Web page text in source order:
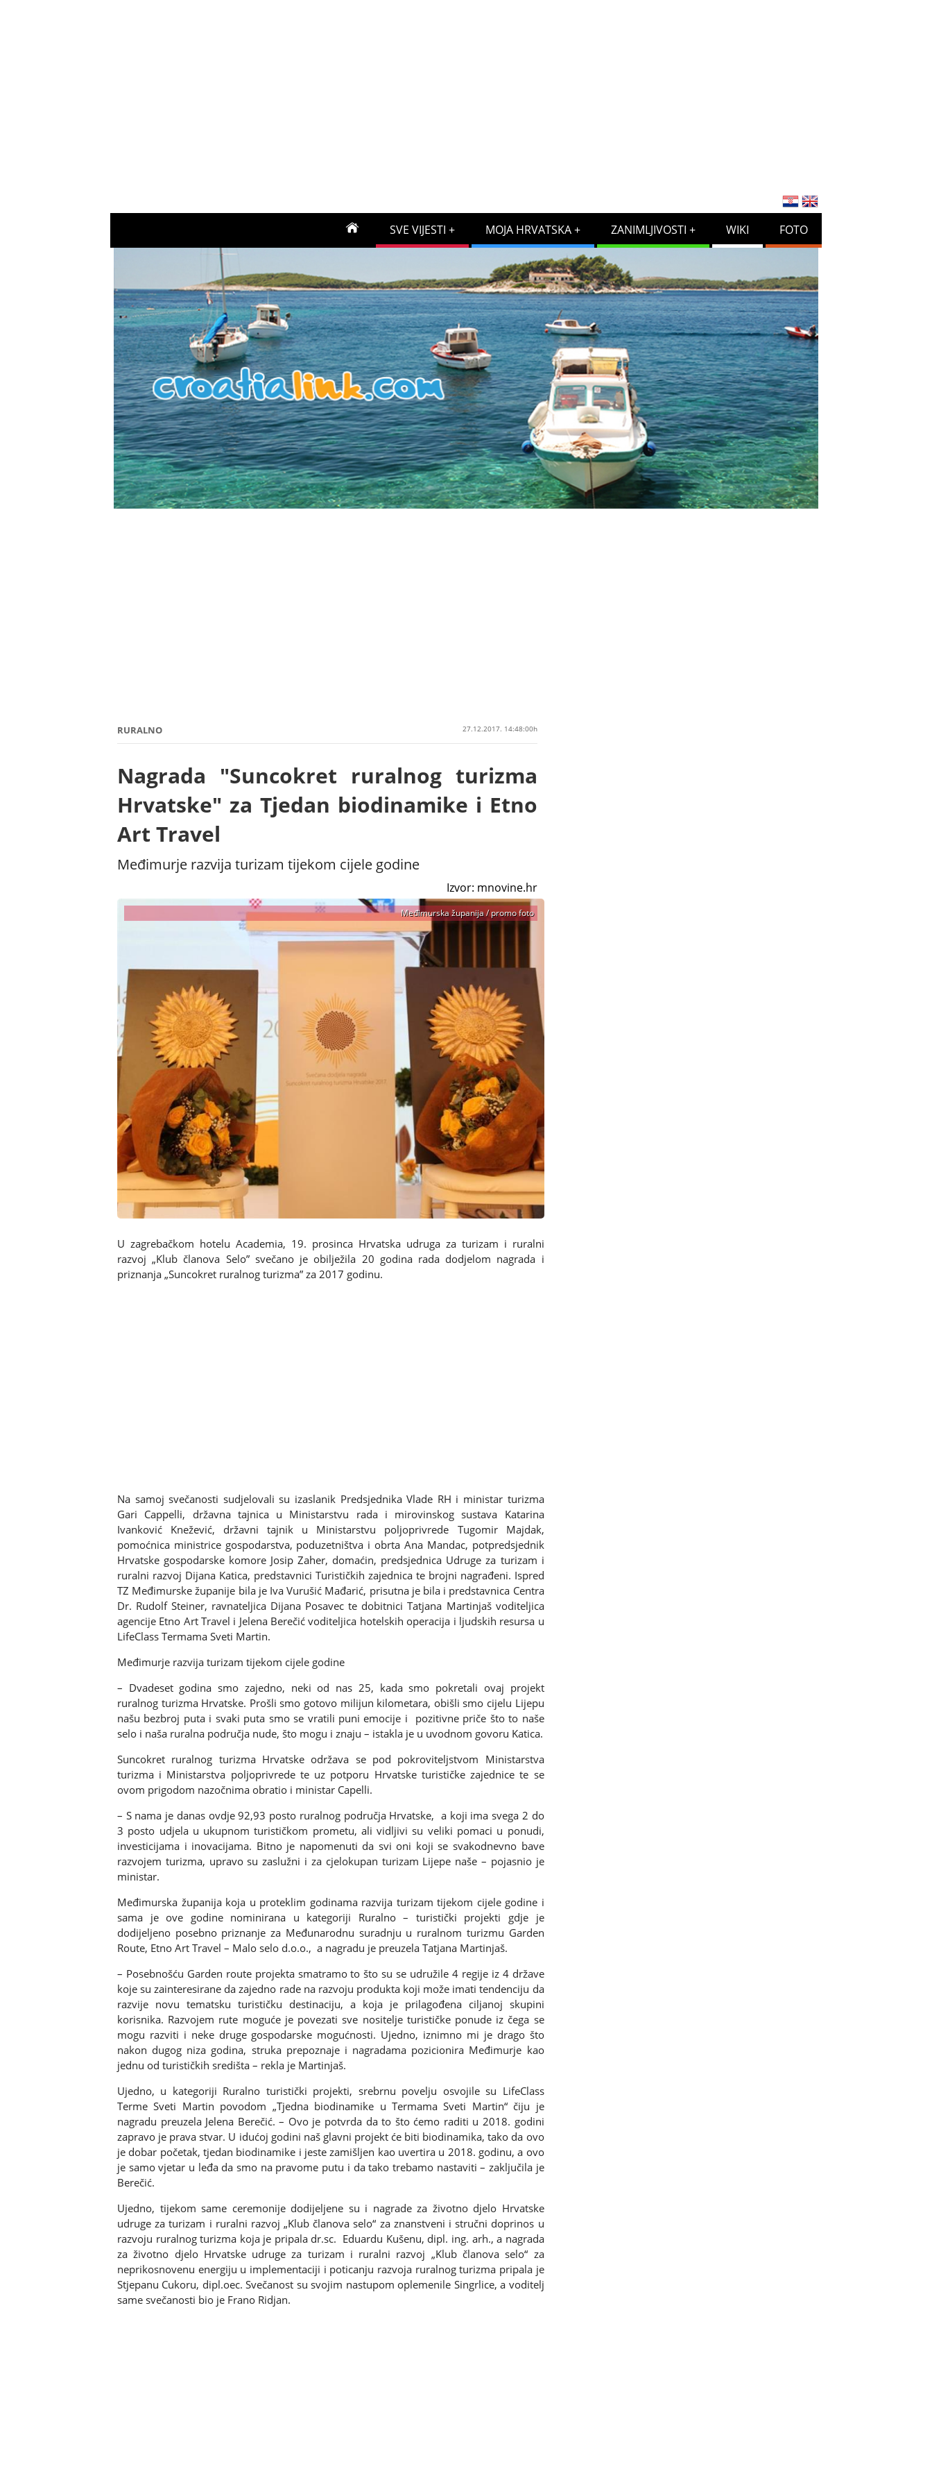
SVE VIJESTI MOJA HRVATSKA ZANIMLJIVOSTI WIKI FOTO
RURALNO 27.12.2017. 14:48:00h
Nagrada "Suncokret ruralnog turizma
Hrvatske" za Tjedan biodinamike i Etno
Art Travel
Međimurje razvija turizam tijekom cijele godine
Izvor: mnovine.hr
Međimurska županija / promo foto
U zagrebačkom hotelu Academia, 19. prosinca Hrvatska udruga za turizam i ruralni
razvoj „Klub članova Selo” svečano je obilježila 20 godina rada dodjelom nagrada i
priznanja „Suncokret ruralnog turizma” za 2017 godinu.
Na samoj svečanosti sudjelovali su izaslanik Predsjednika Vlade RH i ministar turizma
Gari Cappelli, državna tajnica u Ministarstvu rada i mirovinskog sustava Katarina
Ivanković Knežević, državni tajnik u Ministarstvu poljoprivrede Tugomir Majdak,
pomoćnica ministrice gospodarstva, poduzetništva i obrta Ana Mandac, potpredsjednik
Hrvatske gospodarske komore Josip Zaher, domaćin, predsjednica Udruge za turizam i
ruralni razvoj Dijana Katica, predstavnici Turističkih zajednica te brojni nagrađeni. Ispred
TZ Međimurske županije bila je Iva Vurušić Mađarić, prisutna je bila i predstavnica Centra
Dr. Rudolf Steiner, ravnateljica Dijana Posavec te dobitnici Tatjana Martinjaš voditeljica
agencije Etno Art Travel i Jelena Berečić voditeljica hotelskih operacija i ljudskih resursa u
LifeClass Termama Sveti Martin.
Međimurje razvija turizam tijekom cijele godine
– Dvadeset godina smo zajedno, neki od nas 25, kada smo pokretali ovaj projekt
ruralnog turizma Hrvatske. Prošli smo gotovo milijun kilometara, obišli smo cijelu Lijepu
našu bezbroj puta i svaki puta smo se vratili puni emocije i pozitivne priče što to naše
selo i naša ruralna područja nude, što mogu i znaju – istakla je u uvodnom govoru Katica.
Suncokret ruralnog turizma Hrvatske održava se pod pokroviteljstvom Ministarstva
turizma i Ministarstva poljoprivrede te uz potporu Hrvatske turističke zajednice te se
ovom prigodom nazočnima obratio i ministar Capelli.
– S nama je danas ovdje 92,93 posto ruralnog područja Hrvatske, a koji ima svega 2 do
3 posto udjela u ukupnom turističkom prometu, ali vidljivi su veliki pomaci u ponudi,
investicijama i inovacijama. Bitno je napomenuti da svi oni koji se svakodnevno bave
razvojem turizma, upravo su zaslužni i za cjelokupan turizam Lijepe naše – pojasnio je
ministar.
Međimurska županija koja u proteklim godinama razvija turizam tijekom cijele godine i
sama je ove godine nominirana u kategoriji Ruralno – turistički projekti gdje je
dodijeljeno posebno priznanje za Međunarodnu suradnju u ruralnom turizmu Garden
Route, Etno Art Travel – Malo selo d.o.o., a nagradu je preuzela Tatjana Martinjaš.
– Posebnošću Garden route projekta smatramo to što su se udružile 4 regije iz 4 države
koje su zainteresirane da zajedno rade na razvoju produkta koji može imati tendenciju da
razvije novu tematsku turističku destinaciju, a koja je prilagođena ciljanoj skupini
korisnika. Razvojem rute moguće je povezati sve nositelje turističke ponude iz čega se
mogu razviti i neke druge gospodarske mogućnosti. Ujedno, iznimno mi je drago što
nakon dugog niza godina, struka prepoznaje i nagradama pozicionira Međimurje kao
jednu od turističkih središta – rekla je Martinjaš.
Ujedno, u kategoriji Ruralno turistički projekti, srebrnu povelju osvojile su LifeClass
Terme Sveti Martin povodom „Tjedna biodinamike u Termama Sveti Martin“ čiju je
nagradu preuzela Jelena Berečić. – Ovo je potvrda da to što ćemo raditi u 2018. godini
zapravo je prava stvar. U idućoj godini naš glavni projekt će biti biodinamika, tako da ovo
je dobar početak, tjedan biodinamike i jeste zamišljen kao uvertira u 2018. godinu, a ovo
je samo vjetar u leđa da smo na pravome putu i da tako trebamo nastaviti – zaključila je
Berečić.
Ujedno, tijekom same ceremonije dodijeljene su i nagrade za životno djelo Hrvatske
udruge za turizam i ruralni razvoj „Klub članova selo“ za znanstveni i stručni doprinos u
razvoju ruralnog turizma koja je pripala dr.sc. Eduardu Kušenu, dipl. ing. arh., a nagrada
za životno djelo Hrvatske udruge za turizam i ruralni razvoj „Klub članova selo“ za
neprikosnovenu energiju u implementaciji i poticanju razvoja ruralnog turizma pripala je
Stjepanu Cukoru, dipl.oec. Svečanost su svojim nastupom oplemenile Singrlice, a voditelj
same svečanosti bio je Frano Ridjan.